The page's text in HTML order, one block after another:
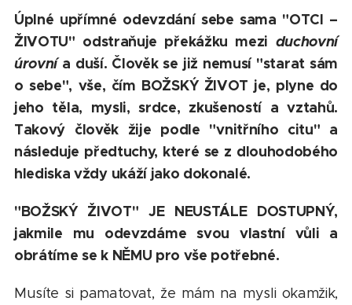
Úplné upřímné odevzdání sebe sama "OTCI –
ŽIVOTU" odstraňuje překážku mezi duchovní
úrovnía duší. Člověk se již nemusí "starat sám
o sebe", vše, čím BOŽSKÝ ŽIVOT je, plyne do
jeho těla, mysli, srdce, zkušeností a vztahů.
Takový člověk žije podle "vnitřního citu" a
následuje předtuchy, které se z dlouhodobého
hlediska vždy ukáží jako dokonalé.
"BOŽSKÝ ŽIVOT" JE NEUSTÁLE DOSTUPNÝ,
jakmile mu odevzdáme svou vlastní vůli a
obrátíme se k NĚMU pro vše potřebné.
Musíte si pamatovat, že mám na mysli okamžik,